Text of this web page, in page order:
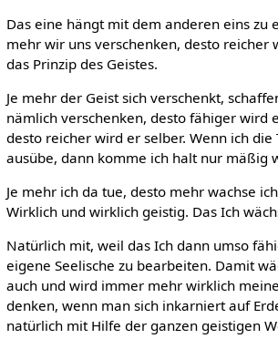
Das eine hängt mit dem anderen eins zu
mehr wir uns verschenken, desto reicher
das Prinzip des Geistes.
Je mehr der Geist sich verschenkt,
nämlich verschenken, desto fähiger wird
desto reicher wird er selber. Wenn ich
ausübe, dann komme ich halt nur mäßig
Je mehr ich da tue, desto mehr wachse
Wirklich und wirklich geistig. Das Ich
Natürlich mit, weil das Ich dann umso
eigene Seelische zu bearbeiten. Damit
auch und wird immer mehr wirklich
denken, wenn man sich inkarniert auf
natürlich mit Hilfe der ganzen geistigen